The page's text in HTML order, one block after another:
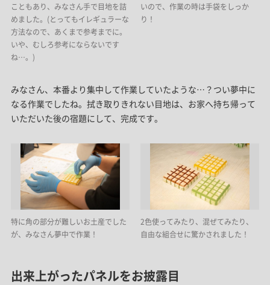
こともあり、みなさん手で目地を詰
めました。(とってもイレギュラーな
方法なので、あくまで参考までに。
いや、むしろ参考にならないです
ね…。)
いので、作業の時は手袋をしっか
り！
みなさん、本番より集中して作業していたような…？つい夢中に
なる作業でしたね。拭き取りきれない目地は、お家へ持ち帰って
いただいた後の宿題にして、完成です。
特に角の部分が難しいお土産でした
が、みなさん夢中で作業！
2色使ってみたり、混ぜてみたり、
自由な組合せに驚かされました！
出来上がったパネルをお披露目